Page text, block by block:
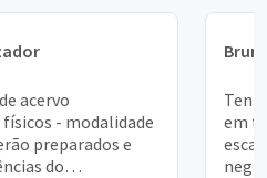
acervo
- modalidade
preparados e
do
em